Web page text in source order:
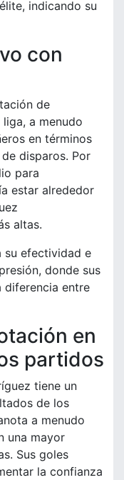
indicando su
con
de
a menudo
en términos
disparos. Por
para
estar alrededor
altas.
su efectividad e
donde sus
diferencia entre
en
partidos
tiene un
de los
a menudo
una mayor
Sus goles
la confianza